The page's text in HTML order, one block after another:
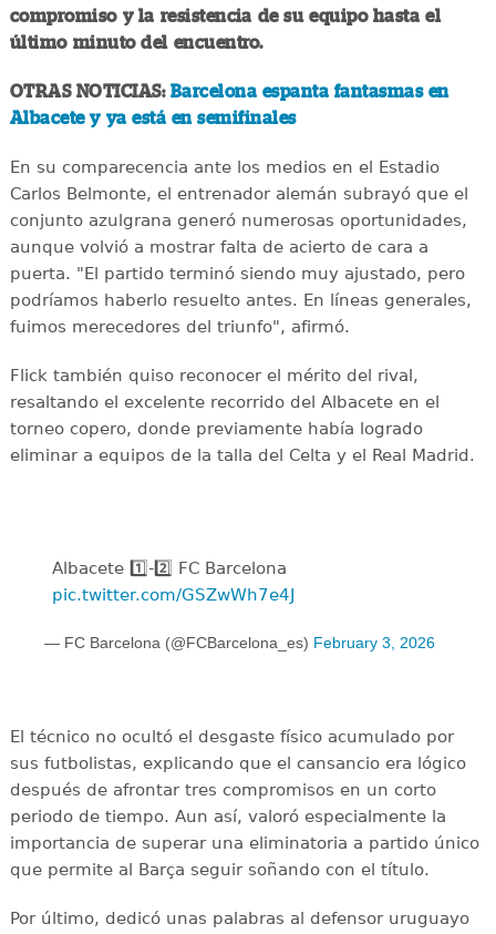
compromiso y la resistencia de su equipo hasta el
último minuto del encuentro.
OTRAS NOTICIAS: Barcelona espanta fantasmas en
Albacete y ya está en semifinales
En su comparecencia ante los medios en el Estadio
Carlos Belmonte, el entrenador alemán subrayó que el
conjunto azulgrana generó numerosas oportunidades,
aunque volvió a mostrar falta de acierto de cara a
puerta. "El partido terminó siendo muy ajustado, pero
podríamos haberlo resuelto antes. En líneas generales,
fuimos merecedores del triunfo", afirmó.
Flick también quiso reconocer el mérito del rival,
resaltando el excelente recorrido del Albacete en el
torneo copero, donde previamente había logrado
eliminar a equipos de la talla del Celta y el Real Madrid.
Albacete 1️⃣-2️⃣ FC Barcelona
pic.twitter.com/GSZwWh7e4J
— FC Barcelona (@FCBarcelona_es) February 3, 2026
El técnico no ocultó el desgaste físico acumulado por
sus futbolistas, explicando que el cansancio era lógico
después de afrontar tres compromisos en un corto
periodo de tiempo. Aun así, valoró especialmente la
importancia de superar una eliminatoria a partido único
que permite al Barça seguir soñando con el título.
Por último, dedicó unas palabras al defensor uruguayo